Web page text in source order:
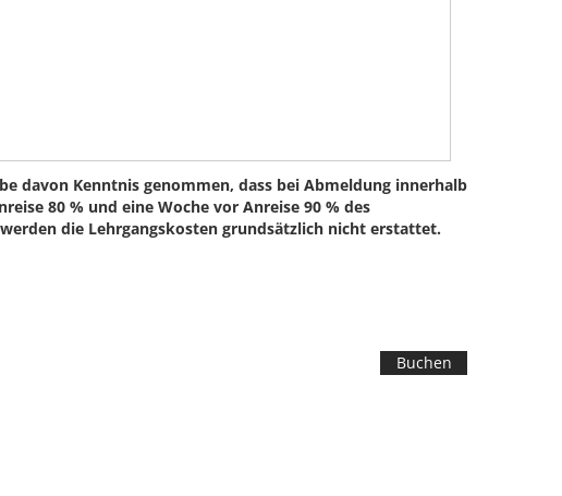
davon Kenntnis genommen, dass bei Abmeldung innerhalb
80 % und eine Woche vor Anreise 90 % des
die Lehrgangskosten grundsätzlich nicht erstattet.